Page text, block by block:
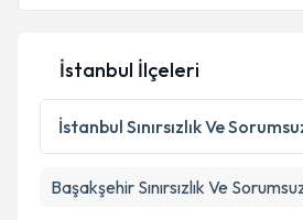
Kişisel verilerimin
Metni
'ni okudum ve kişisel
kapsamda işlenmesini kabul
İstanbul İlçeleri
İstanbul Sınırsızlık Ve
Başakşehir Sınırsızlık Ve